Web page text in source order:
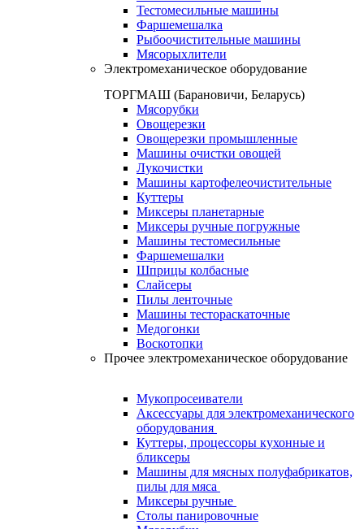
Тестомесильные машины
Фаршемешалка
Рыбоочистительные машины
Мясорыхлители
Электромеханическое оборудование
ТОРГМАШ (Барановичи, Беларусь)
Мясорубки
Овощерезки
Овощерезки промышленные
Машины очистки овощей
Лукочистки
Машины картофелеочистительные
Куттеры
Миксеры планетарные
Миксеры ручные погружные
Машины тестомесильные
Фаршемешалки
Шприцы колбасные
Слайсеры
Пилы ленточные
Машины тестораскаточные
Медогонки
Воскотопки
Прочее электромеханическое оборудование
Мукопросеиватели
Аксессуары для электромеханического
оборудования
Куттеры, процессоры кухонные и
бликсеры
Машины для мясных полуфабрикатов,
пилы для мяса
Миксеры ручные
Столы панировочные